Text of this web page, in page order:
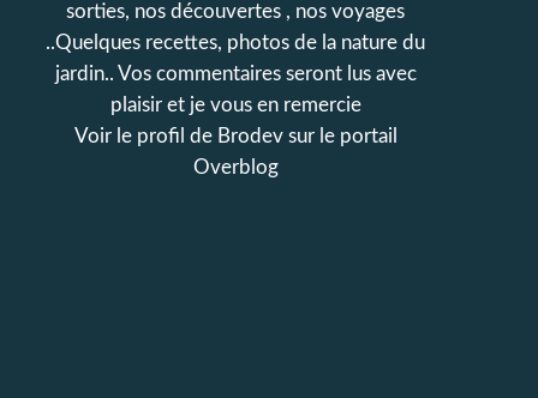
sorties, nos découvertes , nos voyages
..Quelques recettes, photos de la nature du
jardin.. Vos commentaires seront lus avec
plaisir et je vous en remercie
Voir le profil de Brodevsur le portail
Overblog